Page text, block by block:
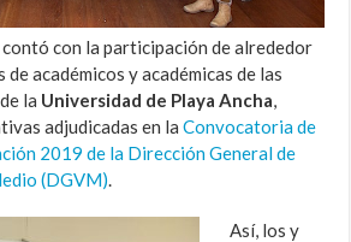
contó con la participación de alrededor
académicos y académicas de las
la Universidad de Playa Ancha,
adjudicadas en laConvocatoria de
2019 de la Dirección General de
(DGVM).
Así, los y